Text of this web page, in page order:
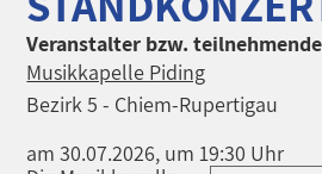
Veranstalter bzw.
Musikkapelle Piding
Bezirk 5 - Chiem-Rupertigau
am 30.07.2026, um 19:30 Uhr